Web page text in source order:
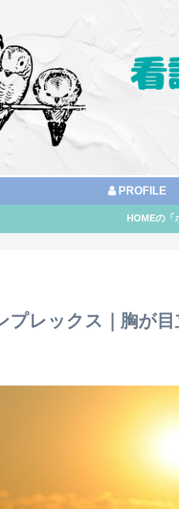
PROFILE
HOMEの
プレックス｜胸が